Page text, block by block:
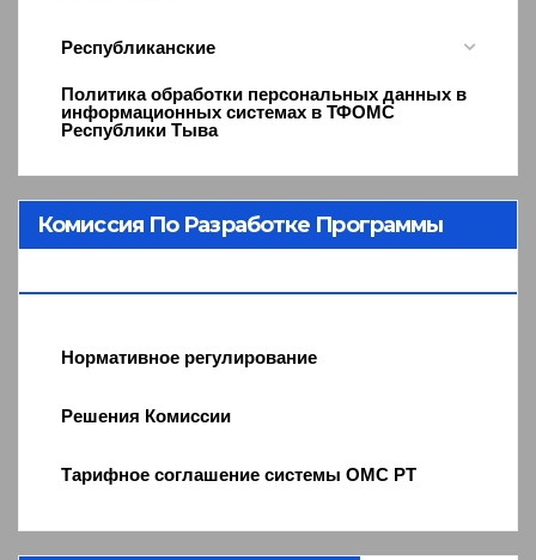
Республиканские
Политика обработки персональных данных в
информационных системах в ТФОМС
Республики Тыва
Комиссия По Разработке Программы
Нормативное регулирование
Решения Комиссии
Тарифное соглашение системы ОМС РТ